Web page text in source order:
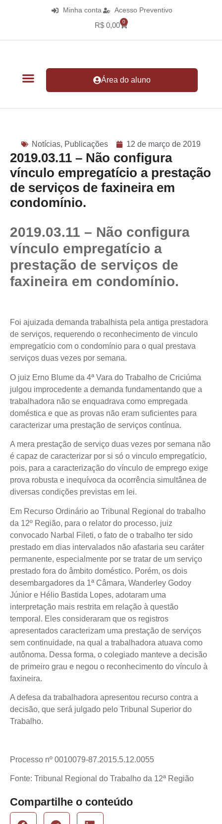
Minha conta Acesso Preventivo
R$ 0,00 0
Área do aluno
Notícias, Publicações 12 de março de 2019
2019.03.11 – Não configura
vínculo empregatício a prestação
de serviços de faxineira em
condomínio.
2019.03.11 – Não configura
vínculo empregatício a
prestação de serviços de
faxineira em condomínio.
Foi ajuizada demanda trabalhista pela antiga prestadora
de serviços, requerendo o reconhecimento de vinculo
empregatício com o condomínio para o qual prestava
serviços duas vezes por semana.
O juiz Erno Blume da 4ª Vara do Trabalho de Criciúma
julgou improcedente a demanda fundamentando que a
trabalhadora não se enquadrava como empregada
doméstica e que as provas não eram suficientes para
caracterizar uma prestação de serviços contínua.
A mera prestação de serviço duas vezes por semana não
é capaz de caracterizar por si só o vinculo empregatício,
pois, para a caracterização do vínculo de emprego exige
prova robusta e inequívoca da ocorrência simultânea de
diversas condições previstas em lei.
Em Recurso Ordinário ao Tribunal Regional do trabalho
da 12º Região, para o relator do processo, juiz
convocado Narbal Fileti, o fato de o trabalho ter sido
prestado em dias intervalados não afastaria seu caráter
permanente, especialmente por se tratar de um serviço
prestado fora do âmbito doméstico. Porém, os dois
desembargadores da 1ª Câmara, Wanderley Godoy
Júnior e Hélio Bastida Lopes, adotaram uma
interpretação mais restrita em relação à questão
temporal. Eles consideraram que os registros
apresentados caracterizam uma prestação de serviços
sem continuidade, na qual a trabalhadora atuava como
autônoma. Dessa forma, o colegiado manteve a decisão
de primeiro grau e negou o reconhecimento do vínculo à
faxineira.
A defesa da trabalhadora apresentou recurso contra a
decisão, que será julgado pelo Tribunal Superior do
Trabalho.
Processo nº 0010079-87.2015.5.12.0055
Fonte: Tribunal Regional do Trabalho da 12ª Região
Compartilhe o conteúdo